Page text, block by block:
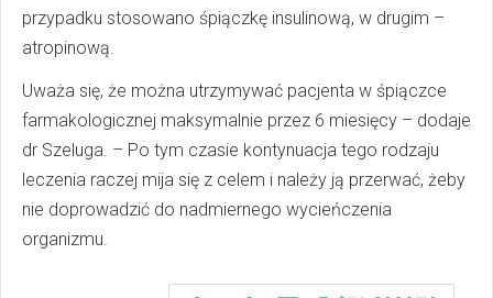
przypadku stosowano śpiączkę insulinową, w drugim –
atropinową.
Uważa się, że można utrzymywać pacjenta w śpiączce
farmakologicznej maksymalnie przez 6 miesięcy – dodaje
dr Szeluga. – Po tym czasie kontynuacja tego rodzaju
leczenia raczej mija się z celem i należy ją przerwać, żeby
nie doprowadzić do nadmiernego wycieńczenia
organizmu.